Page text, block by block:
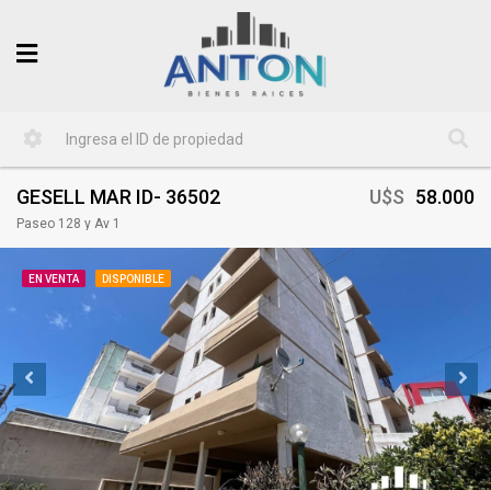
GESELL MAR ID- 36502
Paseo 128 y Av 1
U$S 58.000
EN VENTA DISPONIBLE